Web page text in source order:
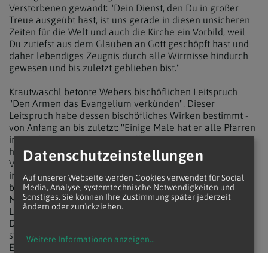
Verstorbenen gewandt: "Dein Dienst, den Du in großer
Treue ausgeübt hast, ist uns gerade in diesen unsicheren
Zeiten für die Welt und auch die Kirche ein Vorbild, weil
Du zutiefst aus dem Glauben an Gott geschöpft hast und
daher lebendiges Zeugnis durch alle Wirrnisse hindurch
gewesen und bis zuletzt geblieben bist."
Krautwaschl betonte Webers bischöflichen Leitspruch
"Den Armen das Evangelium verkünden". Dieser
Leitspruch habe dessen bischöfliches Wirken bestimmt -
von Anfang an bis zuletzt: "Einige Male hat er alle Pfarren
im Laufe seiner aktiven Zeit offiziell besucht, da und dort
hat er Initiativen auch diözesanweit gesetzt sowie im
Verbund mit der Weltkirche. Weber sei nicht nur
innerkirchlich aktiv gewesen, "weil wir eben nicht für uns
berufen sind, sondern uns in diese Welt und zu den
Menschen gesendet wissen. - Mit ihren Freuden und
Leiden, ihren Hoffnungen und Sorgen."
Der amtierende steirische Bischof würdigte weiter das
stete Bemühen seines Vorvorgängers um kirchliche
Einheit bei aller Vielfalt und um den Dialog. Ob in der
Datenschutzeinstellungen
Auf unserer Webseite werden Cookies verwendet für Social
Media, Analyse, systemtechnische Notwendigkeiten und
Sonstiges. Sie können Ihre Zustimmung später jederzeit
ändern oder zurückziehen.
Weitere Informationen anzeigen...